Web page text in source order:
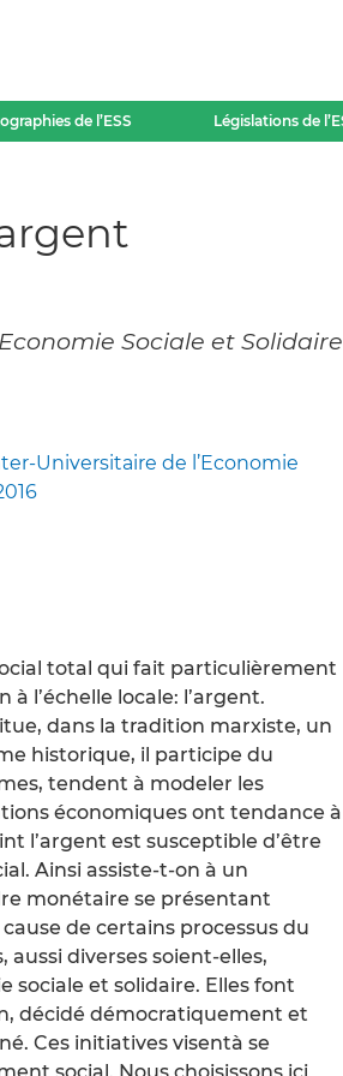
de l’ESS Législations de
Sociale et Solidaire
Universitaire de l’Economie
total qui fait particulièrement
l’échelle locale: l’argent.
dans la tradition marxiste, un
historique, il participe du
tendent à modeler les
économiques ont tendance à
l’argent est susceptible d’être
Ainsi assiste-t-on à un
monétaire se présentant
de certains processus du
diverses soient-elles,
sociale et solidaire. Elles font
décidé démocratiquement et
Ces initiatives visentà se